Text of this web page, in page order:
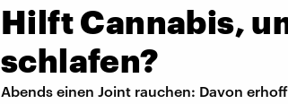
Hilft Cannabis,
schlafen?
Abends einen Joint rauchen: Davon